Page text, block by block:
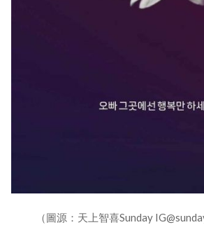
（圖源：天上智喜Sunday